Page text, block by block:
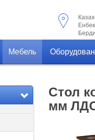
Мебель
Стол
мм